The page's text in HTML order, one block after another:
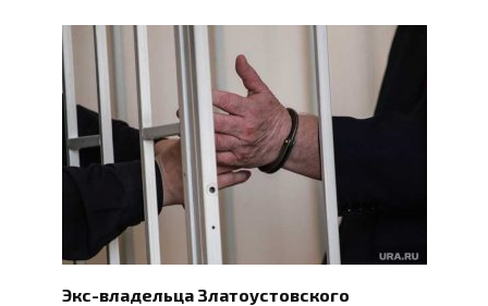
Экс-владельца Златоустовского